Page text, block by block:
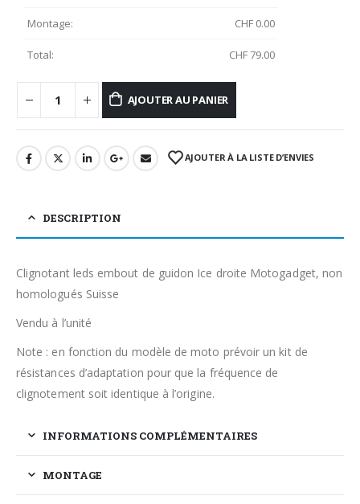
Montage: CHF 0.00
Total: CHF 79.00
AJOUTER AU PANIER
AJOUTER À LA LISTE D’ENVIES
DESCRIPTION
Clignotant leds embout de guidon Ice droite Motogadget, non
homologués Suisse
Vendu à l’unité
Note : en fonction du modèle de moto prévoir un kit de
résistances d’adaptation pour que la fréquence de
clignotement soit identique à l’origine.
INFORMATIONS COMPLÉMENTAIRES
MONTAGE